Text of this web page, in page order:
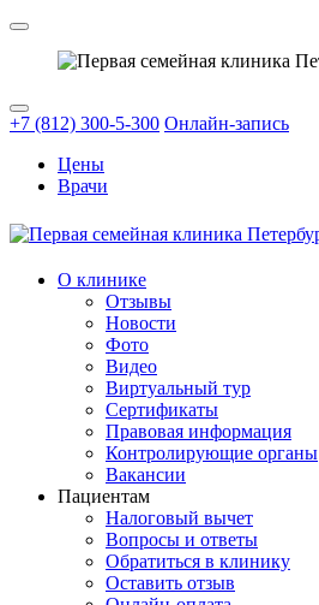
+7 (812) 300-5-300 Онлайн-запись
Цены
Врачи
О клинике
Отзывы
Новости
Фото
Видео
Виртуальный тур
Сертификаты
Правовая информация
Контролирующие органы
Вакансии
Пациентам
Налоговый вычет
Вопросы и ответы
Обратиться в клинику
Оставить отзыв